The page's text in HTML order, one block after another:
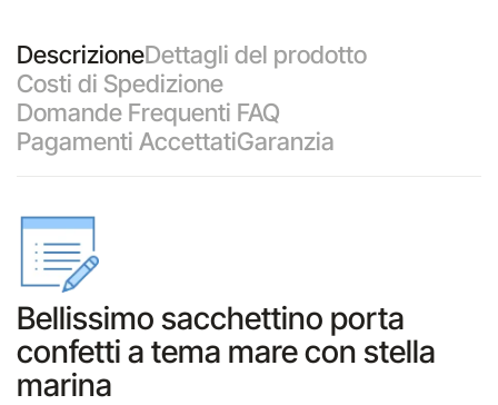
DescrizioneDettagli del prodotto
Costi di Spedizione
Domande Frequenti FAQ
Pagamenti AccettatiGaranzia
Bellissimo sacchettino porta
confetti a tema mare con stella
marina